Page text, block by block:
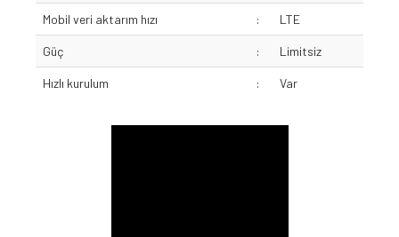
Mobil veri aktarım hızı : LTE
Güç : Limitsiz
Hızlı kurulum : Var